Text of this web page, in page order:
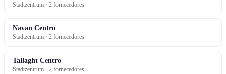
Stadtzentrum · 2 fornecedores
Navan Centro
Stadtzentrum · 2 fornecedores
Tallaght Centro
Stadtzentrum · 2 fornecedores